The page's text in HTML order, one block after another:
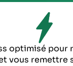
optimisé pour
vous remettre